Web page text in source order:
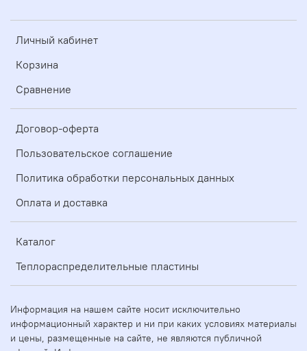
Личный кабинет
Корзина
Сравнение
Договор-оферта
Пользовательское соглашение
Политика обработки персональных данных
Оплата и доставка
Каталог
Теплораспределительные пластины
Информация на нашем сайте носит исключительно
информационный характер и ни при каких условиях материалы
и цены, размещенные на сайте, не являются публичной